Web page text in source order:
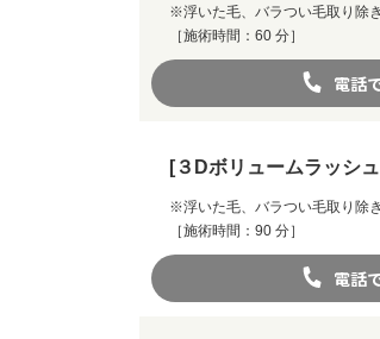
※浮いた毛、バラつい毛取り除
［施術時間：60 分］
電話
[３Dボリュームラッシ
※浮いた毛、バラつい毛取り除
［施術時間：90 分］
電話